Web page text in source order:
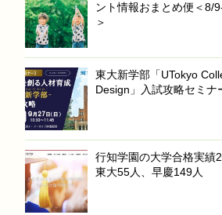
ント情報おまとめ便＜8/
＞
東大新学部「UTokyo
Design」入試攻略セミナ
行知学園の大学合格実績
東大55人、早慶149人